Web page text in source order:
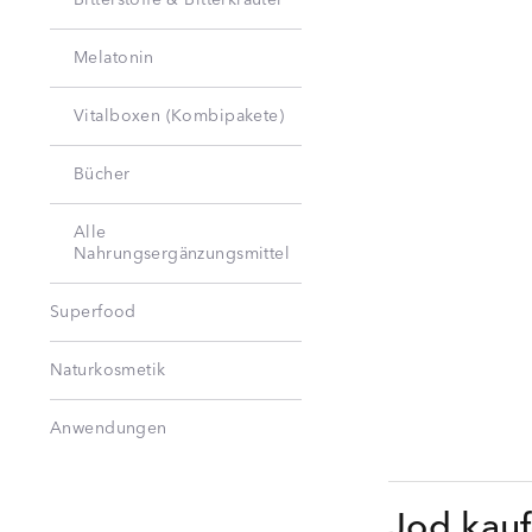
Melatonin
Vitalboxen (Kombipakete)
Bücher
Alle
Nahrungsergänzungsmittel
Superfood
Naturkosmetik
Anwendungen